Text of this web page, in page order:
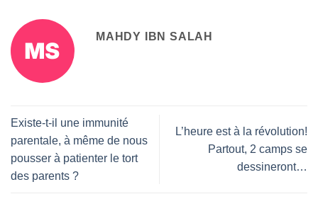
MAHDY IBN SALAH
Existe-t-il une immunité
parentale, à même de nous
pousser à patienter le tort
des parents ?
L’heure est à la révolution!
Partout, 2 camps se
dessineront…